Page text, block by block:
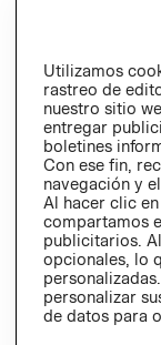
Colombia ($)
CAMBIAR REGIÓN
Utilizamos
rastreo de
nuestro sitio
entregar
boletines
Con ese fin,
navegación y
Al hacer clic
compartamos
publicitarios.
opcionales, lo
personalizar
de datos para